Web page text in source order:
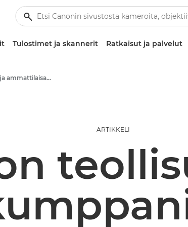
Tulostimet ja skannerit Ratkaisut ja palvelut
Liiketoiminta- ja ammattilaisartikkelit
ARTIKKELI